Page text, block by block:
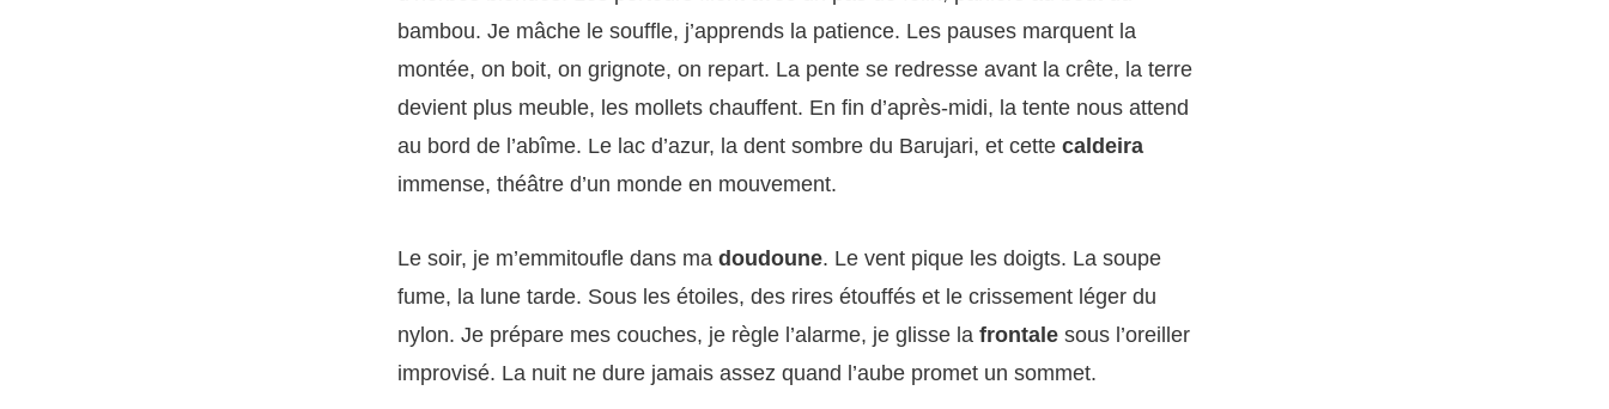
bambou. Je mâche le souffle, j’apprends la patience. Les pauses marquent la
montée, on boit, on grignote, on repart. La pente se redresse avant la crête, la terre
devient plus meuble, les mollets chauffent. En fin d’après-midi, la tente nous attend
au bord de l’abîme. Le lac d’azur, la dent sombre du Barujari, et cette caldeira
immense, théâtre d’un monde en mouvement.
Le soir, je m’emmitoufle dans ma doudoune. Le vent pique les doigts. La soupe
fume, la lune tarde. Sous les étoiles, des rires étouffés et le crissement léger du
nylon. Je prépare mes couches, je règle l’alarme, je glisse la frontale sous l’oreiller
improvisé. La nuit ne dure jamais assez quand l’aube promet un sommet.